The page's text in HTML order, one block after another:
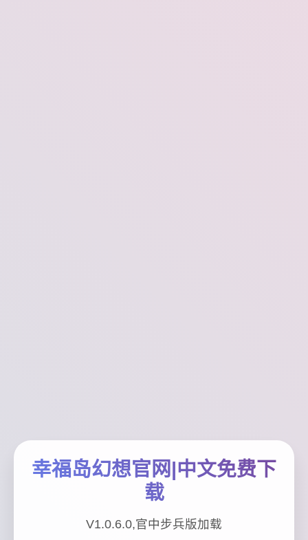
幸福岛幻想官网|中文免费下
载
V1.0.6.0,官中步兵版加载